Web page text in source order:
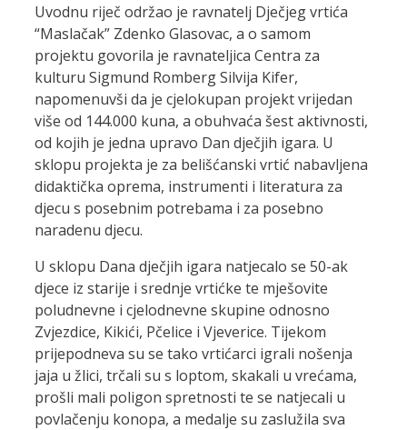
Uvodnu riječ održao je ravnatelj Dječjeg vrtića
“Maslačak” Zdenko Glasovac, a o samom
projektu govorila je ravnateljica Centra za
kulturu Sigmund Romberg Silvija Kifer,
napomenuvši da je cjelokupan projekt vrijedan
više od 144.000 kuna, a obuhvaća šest aktivnosti,
od kojih je jedna upravo Dan dječjih igara. U
sklopu projekta je za belišćanski vrtić nabavljena
didaktička oprema, instrumenti i literatura za
djecu s posebnim potrebama i za posebno
naradenu djecu.
U sklopu Dana dječjih igara natjecalo se 50-ak
djece iz starije i srednje vrtićke te mješovite
poludnevne i cjelodnevne skupine odnosno
Zvjezdice, Kikići, Pčelice i Vjeverice. Tijekom
prijepodneva su se tako vrtićarci igrali nošenja
jaja u žlici, trčali su s loptom, skakali u vrećama,
prošli mali poligon spretnosti te se natjecali u
povlačenju konopa, a medalje su zaslužila sva